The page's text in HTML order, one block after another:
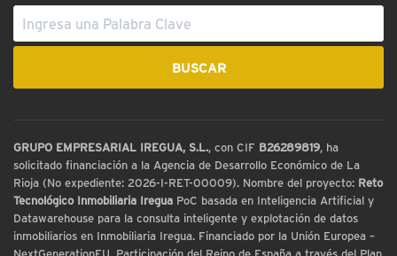
GRUPO EMPRESARIAL IREGUA, S.L., con CIF B26289819, ha
solicitado financiación a la Agencia de Desarrollo Económico de La
Rioja (No expediente: 2026-I-RET-00009). Nombre del proyecto: Reto
Tecnológico Inmobiliaria Iregua PoC basada en Inteligencia Artificial y
Datawarehouse para la consulta inteligente y explotación de datos
inmobiliarios en Inmobiliaria Iregua. Financiado por la Unión Europea –